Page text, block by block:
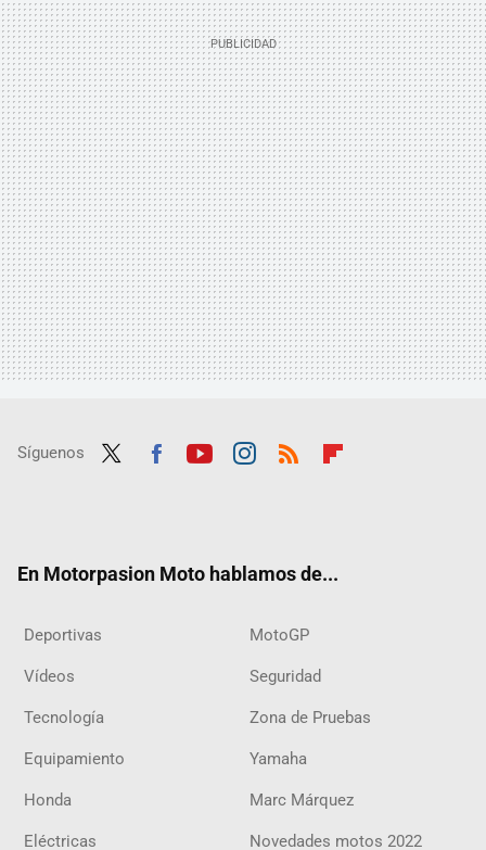
Síguenos
En Motorpasion Moto hablamos de...
Deportivas MotoGP
Vídeos Seguridad
Tecnología Zona de Pruebas
Equipamiento Yamaha
Honda Marc Márquez
Eléctricas Novedades motos 2022